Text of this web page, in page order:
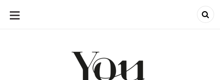
SKIP